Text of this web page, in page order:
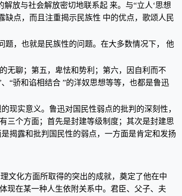
放与社会解放密切地联系起 来。与“立人‘思想
点，而且注重揭示民族性 中的优点，歌颂人民
题，也就是民族性的问题。在大多数情况下， 他
无聊；第五，卑怯和势利；第六，因自利而不
“骄和谄相结合 ”的洋奴思想等等，也都是鲁迅
现实意义。鲁迅对国民性弱点的批判的深刻性，
三个方面；首先是封建等级制度；其次是封建思
揭露和批判国民性的弱点，一方面是肯定和发扬
文化方面所取得的突出的成就，奠定了他在中
现在某一种人生依附关系中。君臣、父子、夫